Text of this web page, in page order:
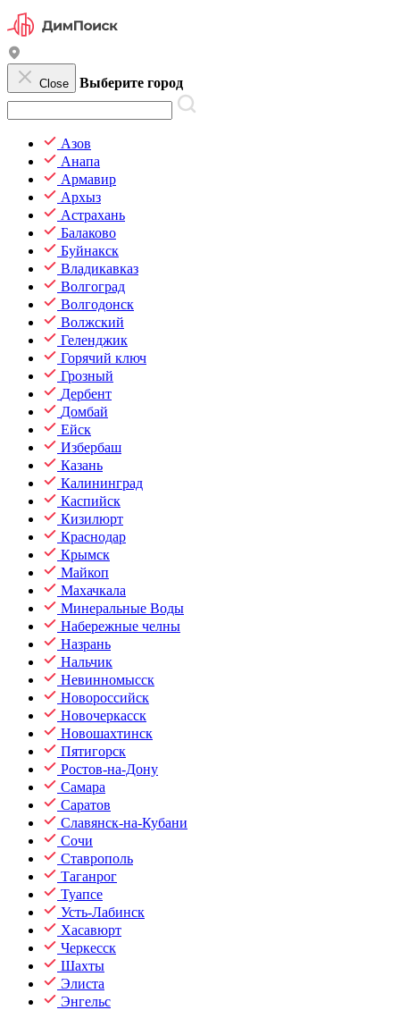
Close Выберите город
Азов
Анапа
Армавир
Архыз
Астрахань
Балаково
Буйнакск
Владикавказ
Волгоград
Волгодонск
Волжский
Геленджик
Горячий ключ
Грозный
Дербент
Домбай
Ейск
Избербаш
Казань
Калининград
Каспийск
Кизилюрт
Краснодар
Крымск
Майкоп
Махачкала
Минеральные Воды
Набережные челны
Назрань
Нальчик
Невинномысск
Новороссийск
Новочеркасск
Новошахтинск
Пятигорск
Ростов-на-Дону
Самара
Саратов
Славянск-на-Кубани
Сочи
Ставрополь
Таганрог
Туапсе
Усть-Лабинск
Хасавюрт
Черкесск
Шахты
Элиста
Энгельс